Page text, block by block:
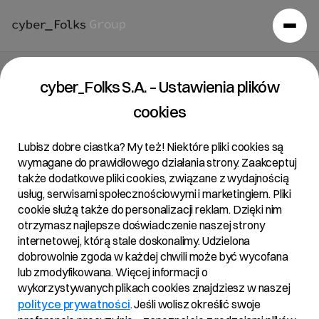
Aktualności/2026/cyber_Folks i Shoper łączą siły i…
cyber_Folks S.A. – Ustawienia plików
cookies
Lubisz dobre ciastka? My też! Niektóre pliki cookies są
wymagane do prawidłowego działania strony. Zaakceptuj
także dodatkowe pliki cookies, związane z wydajnością
usług, serwisami społecznościowymi i marketingiem. Pliki
cookie służą także do personalizacji reklam. Dzięki nim
otrzymasz najlepsze doświadczenie naszej strony
internetowej, którą stale doskonalimy. Udzielona
dobrowolnie zgoda w każdej chwili może być wycofana
lub zmodyfikowana. Więcej informacji o
wykorzystywanych plikach cookies znajdziesz w naszej
polityce prywatności. Jeśli wolisz określić swoje